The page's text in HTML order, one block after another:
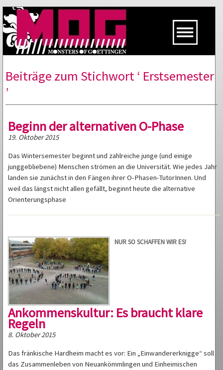
Beiträge zum Stichwort ‘ Erstsemester
’
Beginn der alternativen O-Phase
19. Oktober 2015
Das Wintersemester beginnt und zahlreiche junge (und einige
junggebliebene) Menschen strömen an die Universität. Wie jedes Jahr
landen sie zunächst in den Fängen ihrer O-Phasen-TutorInnen. Und
weil das längst nicht allen gefällt, beginnt heute die alternative
Orienterungsphase
NUR SO SCHAFFEN WIR ES!
Ankommenskultur: Es braucht klare
Regeln
8. Oktober 2015
Das fränkische Hardheim macht es vor: Ein „Einwandererknigge“ soll
das Zusammenleben von Neuankömmlingen und Einheimischen